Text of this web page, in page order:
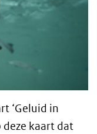
‘Geluid in
deze kaart dat